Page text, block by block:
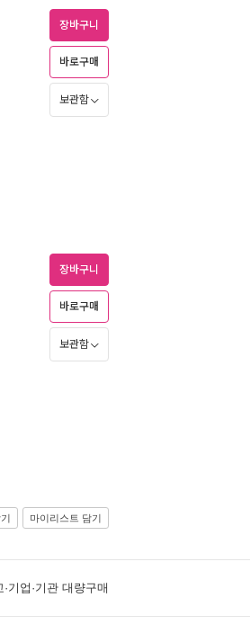
장바구니
바로구매
보관함
장바구니
바로구매
보관함
마이리스트 담기
·기업·기관 대량구매